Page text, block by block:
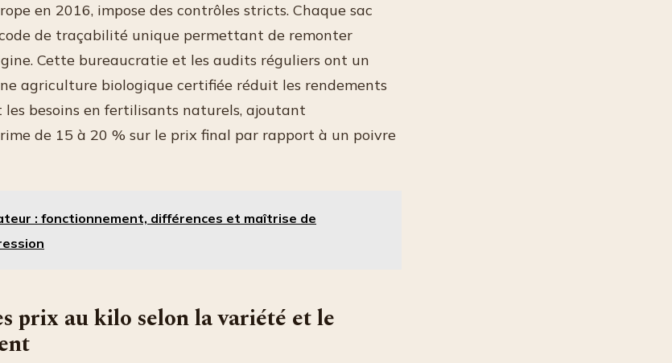
en 2016, impose des contrôles stricts. Chaque sac
de traçabilité unique permettant de remonter
Cette bureaucratie et les audits réguliers ont un
agriculture biologique certifiée réduit les rendements
besoins en fertilisants naturels, ajoutant
de 15 à 20 % sur le prix final par rapport à un poivre
: fonctionnement, différences et maîtrise de
prix au kilo selon la variété et le